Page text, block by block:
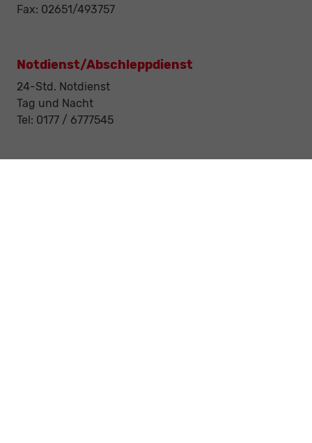
Fax: 02651/493757
Notdienst/Abschleppdienst
24-Std. Notdienst
Tag und Nacht
Tel: 0177 / 6777545